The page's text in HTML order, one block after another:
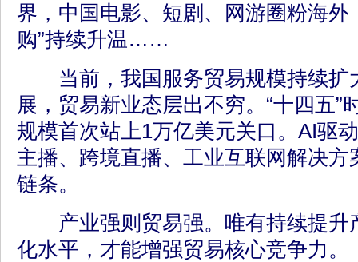
界，中国电影、短剧、网游圈粉海外
购”持续升温……
当前，我国服务贸易规模持续扩
展，贸易新业态层出不穷。“十四五”
规模首次站上1万亿美元关口。AI驱
主播、跨境直播、工业互联网解决
链条。
产业强则贸易强。唯有持续提升
化水平，才能增强贸易核心竞争力。